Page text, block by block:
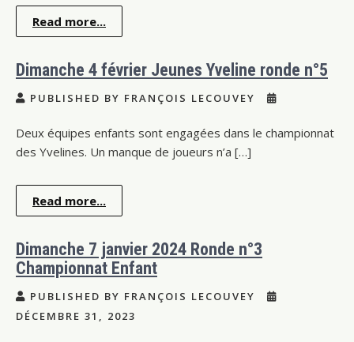
Read more...
Dimanche 4 février Jeunes Yveline ronde n°5
PUBLISHED BY FRANÇOIS LECOUVEY
Deux équipes enfants sont engagées dans le championnat
des Yvelines. Un manque de joueurs n’a […]
Read more...
Dimanche 7 janvier 2024 Ronde n°3
Championnat Enfant
PUBLISHED BY FRANÇOIS LECOUVEY
DÉCEMBRE 31, 2023